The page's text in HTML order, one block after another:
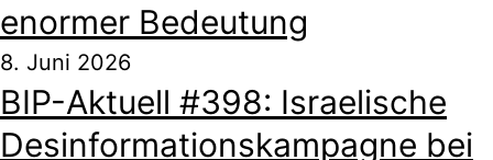
enormer Bedeutung
8. Juni 2026
BIP-Aktuell #398: Israelische
Desinformationskampagne bei